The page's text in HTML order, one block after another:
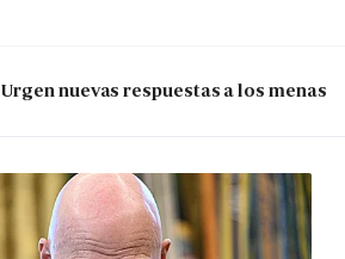
Urgen nuevas respuestas a los menas